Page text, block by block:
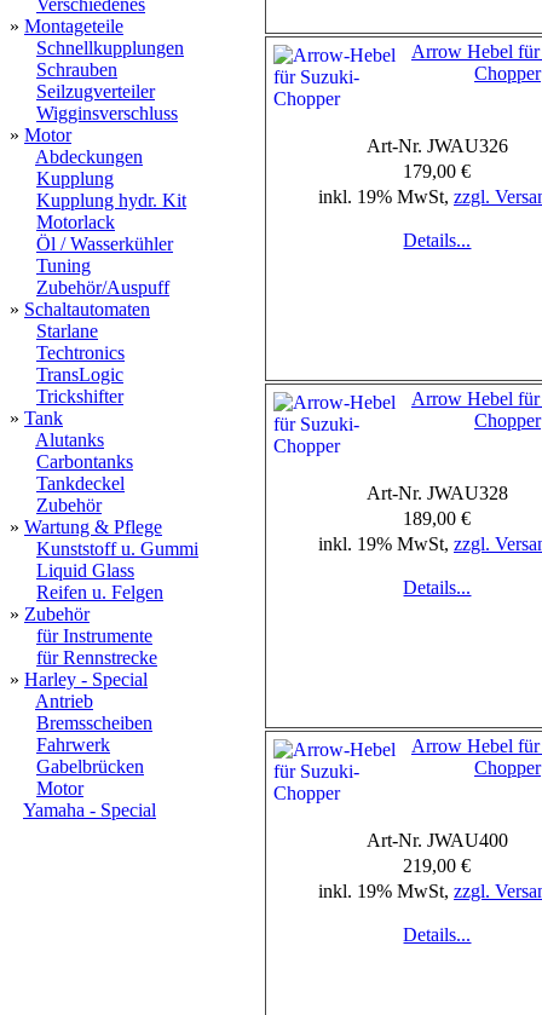
Verschiedenes
» Montageteile
Schnellkupplungen
Schrauben
Seilzugverteiler
Wigginsverschluss
» Motor
Abdeckungen
Kupplung
Kupplung hydr. Kit
Motorlack
Öl / Wasserkühler
Tuning
Zubehör/Auspuff
» Schaltautomaten
Starlane
Techtronics
TransLogic
Trickshifter
» Tank
Alutanks
Carbontanks
Tankdeckel
Zubehör
» Wartung & Pflege
Kunststoff u. Gummi
Liquid Glass
Reifen u. Felgen
» Zubehör
für Instrumente
für Rennstrecke
» Harley - Special
Antrieb
Bremsscheiben
Fahrwerk
Gabelbrücken
Motor
Yamaha - Special
Arrow Hebel
Chopper
Art-Nr. JWAU326
179,00 €
inkl. 19% MwSt, zzgl.
Details...
Arrow Hebel
Chopper
Art-Nr. JWAU328
189,00 €
inkl. 19% MwSt, zzgl.
Details...
Arrow Hebel
Chopper
Art-Nr. JWAU400
219,00 €
inkl. 19% MwSt, zzgl.
Details...